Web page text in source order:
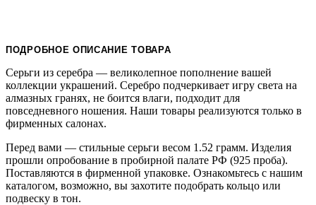
ПОДРОБНОЕ ОПИСАНИЕ ТОВАРА
Серьги из серебра — великолепное пополнение вашей
коллекции украшений. Серебро подчеркивает игру света на
алмазных гранях, не боится влаги, подходит для
повседневного ношения. Наши товары реализуются только в
фирменных салонах.
Перед вами — стильные серьги весом 1.52 грамм. Изделия
прошли опробование в пробирной палате РФ (925 проба).
Поставляются в фирменной упаковке. Ознакомьтесь с нашим
каталогом, возможно, вы захотите подобрать кольцо или
подвеску в тон.